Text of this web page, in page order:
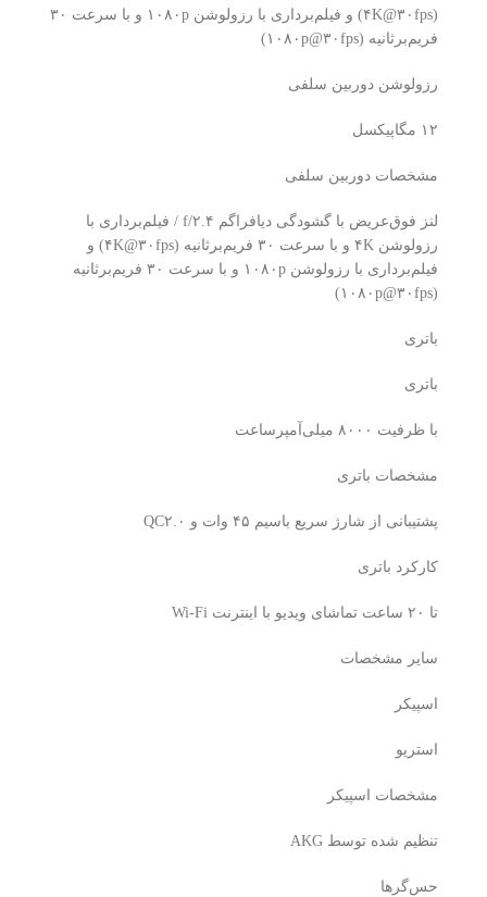
(۴K@۳۰fps) و فیلم‌برداری با رزولوشن ۱۰۸۰p و با سرعت ۳۰
فریم‌بر‌ثانیه (۱۰۸۰p@۳۰fps)
رزولوشن دوربین سلفی
۱۲ مگاپیکسل
مشخصات دوربین سلفی
لنز فوق‌عریض با گشودگی دیافراگم f/۲.۴ / فیلم‌برداری با
رزولوشن ۴K و با سرعت ۳۰ فریم‌بر‌ثانیه (۴K@۳۰fps) و
فیلم‌برداری با رزولوشن ۱۰۸۰p و با سرعت ۳۰ فریم‌بر‌ثانیه
(۱۰۸۰p@۳۰fps)
باتری
باتری
با ظرفیت ۸۰۰۰ میلی‌آمپرساعت
مشخصات باتری
پشتیبانی از شارژ سریع باسیم ۴۵ وات و QC۲.۰
کارکرد باتری
تا ۲۰ ساعت تماشای ویدیو با اینترنت Wi-Fi
سایر مشخصات
اسپیکر
استریو
مشخصات اسپیکر
تنظیم شده توسط AKG
حس‌گرها